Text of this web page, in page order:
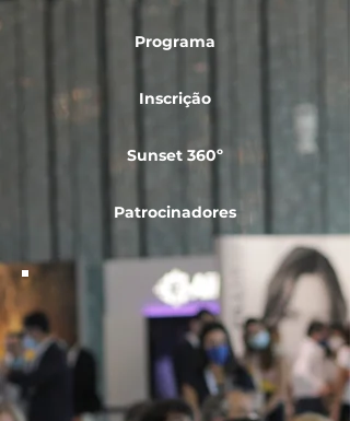
Programa
Inscrição
Sunset 360º
Patrocinadores